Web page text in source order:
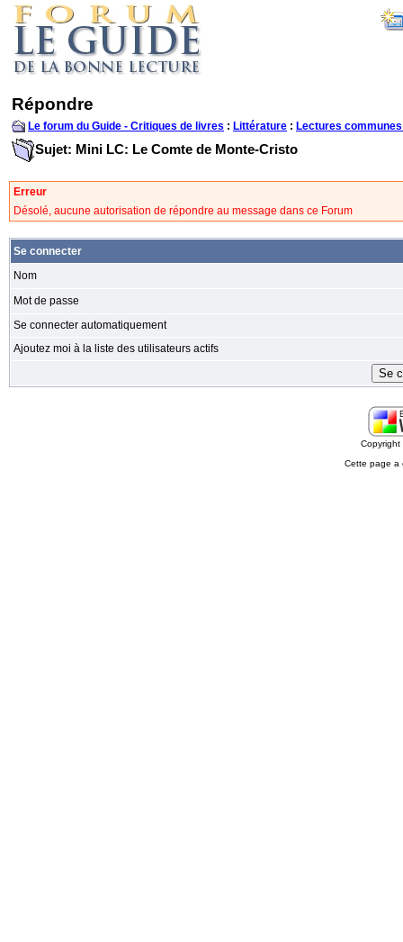
Répondre
Le forum du Guide - Critiques de livres : Littérature : Lectures
Sujet: Mini LC: Le Comte de Monte-Cristo
Erreur
Désolé, aucune autorisation de répondre au message dans ce Forum
Se connecter
Nom
Mot de passe
Se connecter automatiquement
Ajoutez moi à la liste des utilisateurs actifs
Cette page a